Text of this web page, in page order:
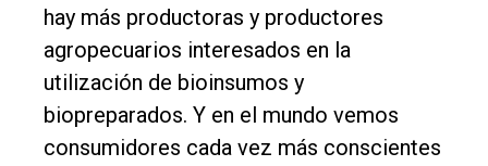
Entrevistas
Rural
Deportes
Fúnebres
hay más productoras y productores
agropecuarios interesados en la
utilización de bioinsumos y
biopreparados. Y en el mundo vemos
consumidores cada vez más conscientes